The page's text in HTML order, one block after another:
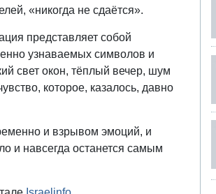
«никогда не сдаётся».
представляет собой
узнаваемых символов и
свет окон, тёплый вечер, шум
которое, казалось, давно
и взрывом эмоций, и
и навсегда останется самым